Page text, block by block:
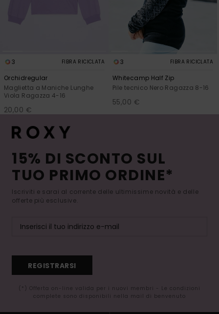
3 FIBRA RICICLATA
Orchidregular
Maglietta a Maniche Lunghe
Viola Ragazza 4-16
20,00 €
3 FIBRA RICICLATA
Whitecamp Half Zip
Pile tecnico Nero Ragazza 8-16
55,00 €
15% DI SCONTO SUL
TUO PRIMO ORDINE*
Iscriviti e sarai al corrente delle ultimissime novità e delle
offerte più esclusive.
REGISTRARSI
(*) Offerta on-line valida per i nuovi membri - Le condizioni
complete sono disponibili nella mail di benvenuto